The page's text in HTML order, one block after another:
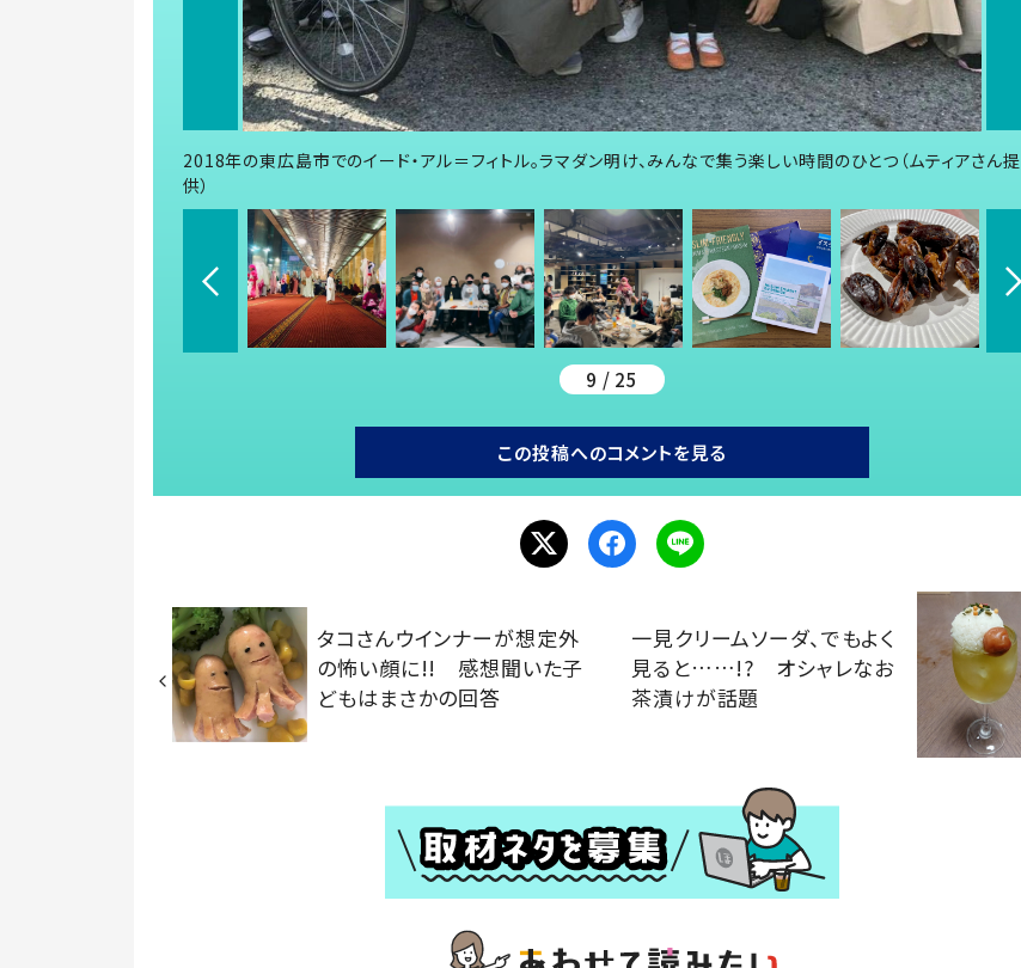
2018年の東広島市でのイード・アル＝フィトル。ラマダン明け、みんなで集う楽しい時間のひとつ（ムティアさん提
供）
9 / 25
この投稿へのコメントを見る
タコさんウインナーが想定外
の怖い顔に!! 感想聞いた子
どもはまさかの回答
一見クリームソーダ、でもよく
見ると……!? オシャレなお
茶漬けが話題